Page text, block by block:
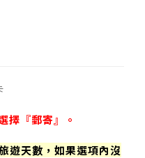
擇『郵寄』。
遊天數，如果選項內沒